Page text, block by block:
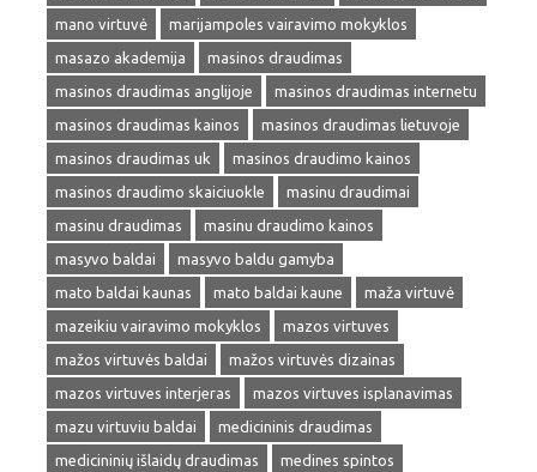
mano virtuvė
marijampoles vairavimo mokyklos
masazo akademija
masinos draudimas
masinos draudimas anglijoje
masinos draudimas internetu
masinos draudimas kainos
masinos draudimas lietuvoje
masinos draudimas uk
masinos draudimo kainos
masinos draudimo skaiciuokle
masinu draudimai
masinu draudimas
masinu draudimo kainos
masyvo baldai
masyvo baldu gamyba
mato baldai kaunas
mato baldai kaune
maža virtuvė
mazeikiu vairavimo mokyklos
mazos virtuves
mažos virtuvės baldai
mažos virtuvės dizainas
mazos virtuves interjeras
mazos virtuves isplanavimas
mazu virtuviu baldai
medicininis draudimas
medicininių išlaidų draudimas
medines spintos